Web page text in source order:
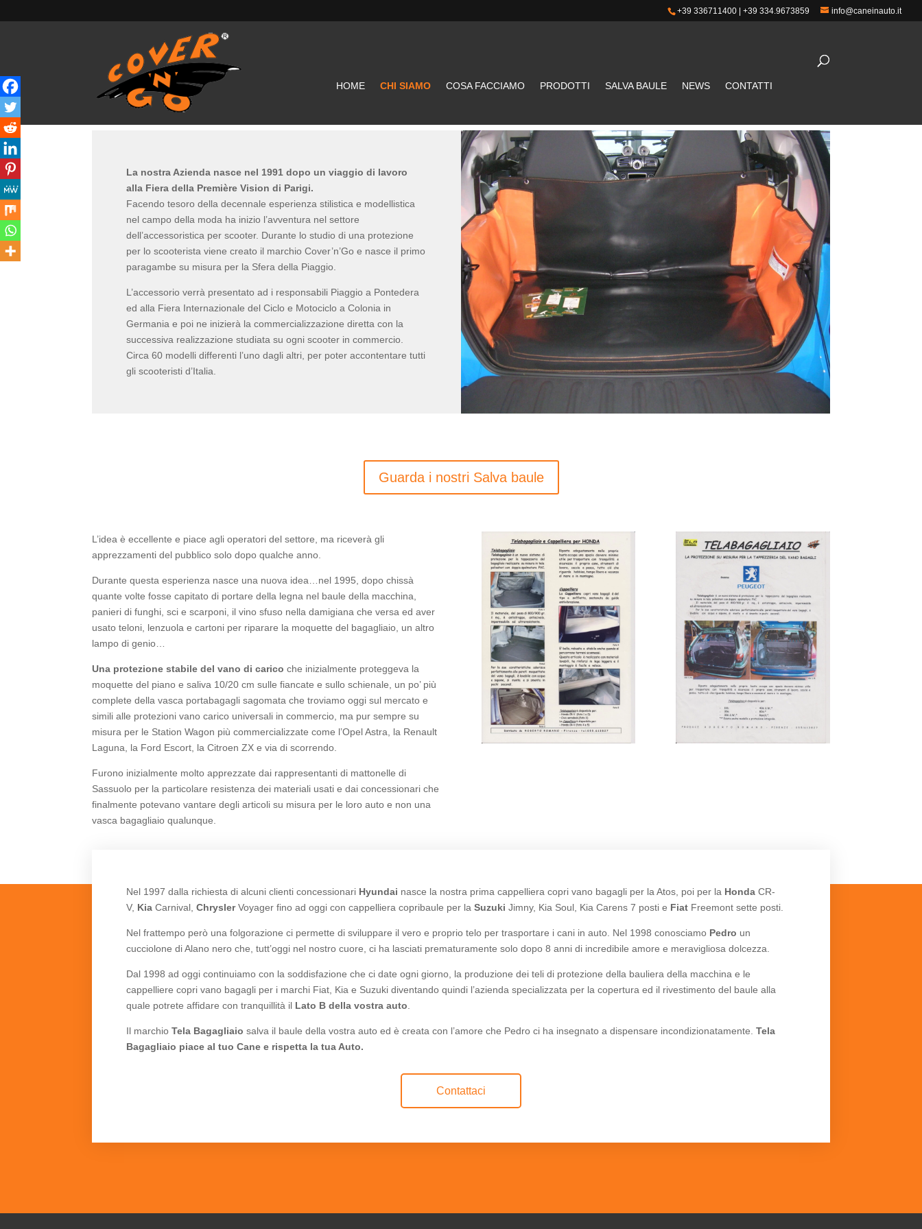
+39 336711400 +39 334.9673859 info@caneinauto.it
HOME CHI SIAMO COSA FACCIAMO PRODOTTI SALVA BAULE NEWS CONTATTI
CHI SIAMO
La nostra Azienda nasce nel 1991 dopo un viaggio di lavoro
alla Fiera della Première Vision di Parigi.
Facendo tesoro della decennale esperienza stilistica e modellistica
nel campo della moda ha inizio l’avventura nel settore
dell’accessoristica per scooter. Durante lo studio di una protezione
per lo scooterista viene creato il marchio Cover’n’Go e nasce il primo
paragambe su misura per la Sfera della Piaggio.
L’accessorio verrà presentato ad i responsabili Piaggio a Pontedera
ed alla Fiera Internazionale del Ciclo e Motociclo a Colonia in
Germania e poi ne inizierà la commercializzazione diretta con la
successiva realizzazione studiata su ogni scooter in commercio.
Circa 60 modelli differenti l’uno dagli altri, per poter accontentare tutti
gli scooteristi d’Italia.
Guarda i nostri Salva baule
L’idea è eccellente e piace agli operatori del settore, ma riceverà gli
apprezzamenti del pubblico solo dopo qualche anno.
Durante questa esperienza nasce una nuova idea…nel 1995, dopo chissà
quante volte fosse capitato di portare della legna nel baule della macchina,
panieri di funghi, sci e scarponi, il vino sfuso nella damigiana che versa ed aver
usato teloni, lenzuola e cartoni per riparare la moquette del bagagliaio, un altro
lampo di genio…
Una protezione stabile del vano di carico che inizialmente proteggeva la
moquette del piano e saliva 10/20 cm sulle fiancate e sullo schienale, un po’ più
complete della vasca portabagagli sagomata che troviamo oggi sul mercato e
simili alle protezioni vano carico universali in commercio, ma pur sempre su
misura per le Station Wagon più commercializzate come l’Opel Astra, la Renault
Laguna, la Ford Escort, la Citroen ZX e via di scorrendo.
Furono inizialmente molto apprezzate dai rappresentanti di mattonelle di
Sassuolo per la particolare resistenza dei materiali usati e dai concessionari che
finalmente potevano vantare degli articoli su misura per le loro auto e non una
vasca bagagliaio qualunque.
Nel 1997 dalla richiesta di alcuni clienti concessionari Hyundai nasce la nostra prima cappelliera copri vano bagagli per la Atos, poi per la Honda CR-
V, Kia Carnival, Chrysler Voyager fino ad oggi con cappelliera copribaule per la Suzuki Jimny, Kia Soul, Kia Carens 7 posti e Fiat Freemont sette posti.
Nel frattempo però una folgorazione ci permette di sviluppare il vero e proprio telo per trasportare i cani in auto. Nel 1998 conosciamo Pedro un
cucciolone di Alano nero che, tutt’oggi nel nostro cuore, ci ha lasciati prematuramente solo dopo 8 anni di incredibile amore e meravigliosa dolcezza.
Dal 1998 ad oggi continuiamo con la soddisfazione che ci date ogni giorno, la produzione dei teli di protezione della bauliera della macchina e le
cappelliere copri vano bagagli per i marchi Fiat, Kia e Suzuki diventando quindi l’azienda specializzata per la copertura ed il rivestimento del baule alla
quale potrete affidare con tranquillità il Lato B della vostra auto
Il marchio Tela Bagagliaio salva il baule della vostra auto ed è creata con l’amore che Pedro ci ha insegnato a dispensare incondizionatamente. Tela
Bagagliaio piace al tuo Cane e rispetta la tua Auto.
Contattaci